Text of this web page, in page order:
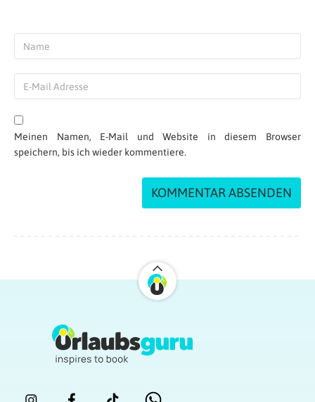
Meinen Namen, E-Mail und Website in diesem Browser
speichern, bis ich wieder kommentiere.